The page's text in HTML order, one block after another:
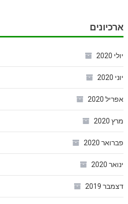
ארכיונים
יולי 2020
יוני 2020
אפריל 2020
מרץ 2020
פברואר 2020
ינואר 2020
דצמבר 2019